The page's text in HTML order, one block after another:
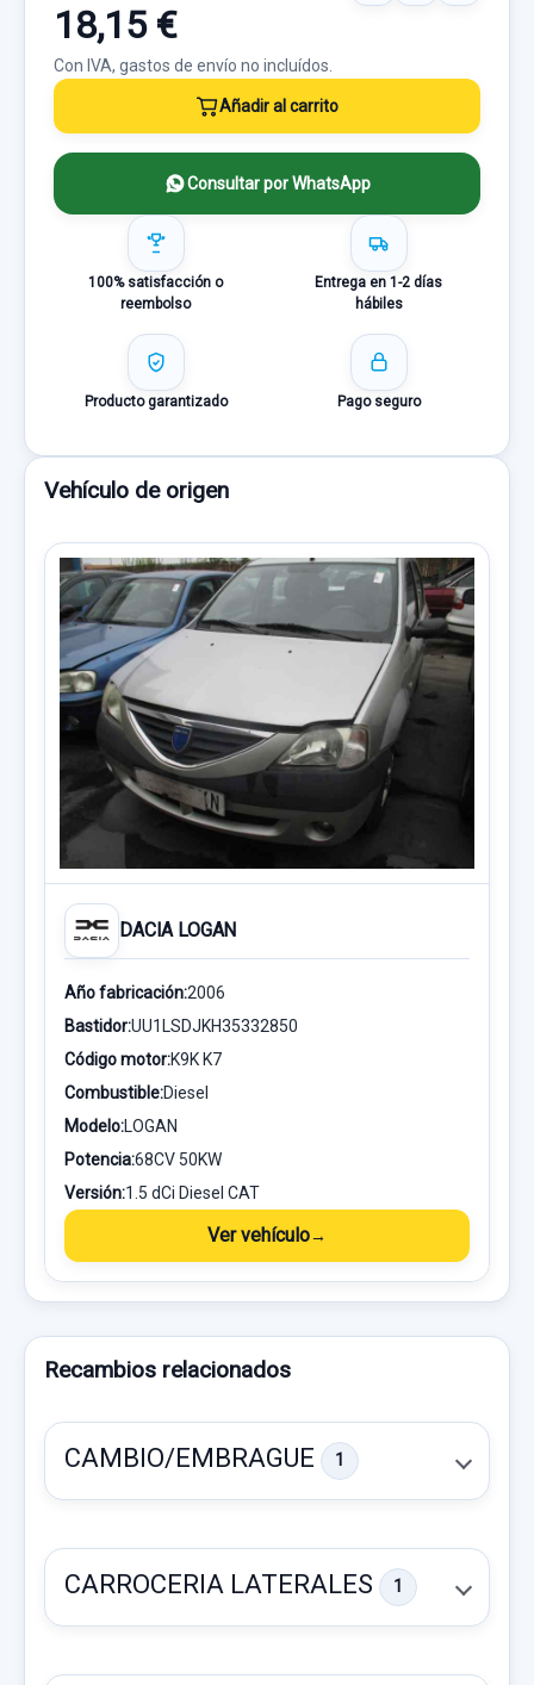
18,15 €
Con IVA, gastos de envío no incluídos.
Añadir al carrito
Consultar por WhatsApp
100% satisfacción o
reembolso
Entrega en 1-2 días
hábiles
Producto garantizado Pago seguro
Vehículo de origen
DACIA LOGAN
Año fabricación:2006
Bastidor:UU1LSDJKH35332850
Código motor:K9K K7
Combustible:Diesel
Modelo:LOGAN
Potencia:68CV 50KW
Versión:1.5 dCi Diesel CAT
Ver vehículo
Recambios relacionados
CAMBIO/EMBRAGUE 1
CARROCERIA LATERALES 1